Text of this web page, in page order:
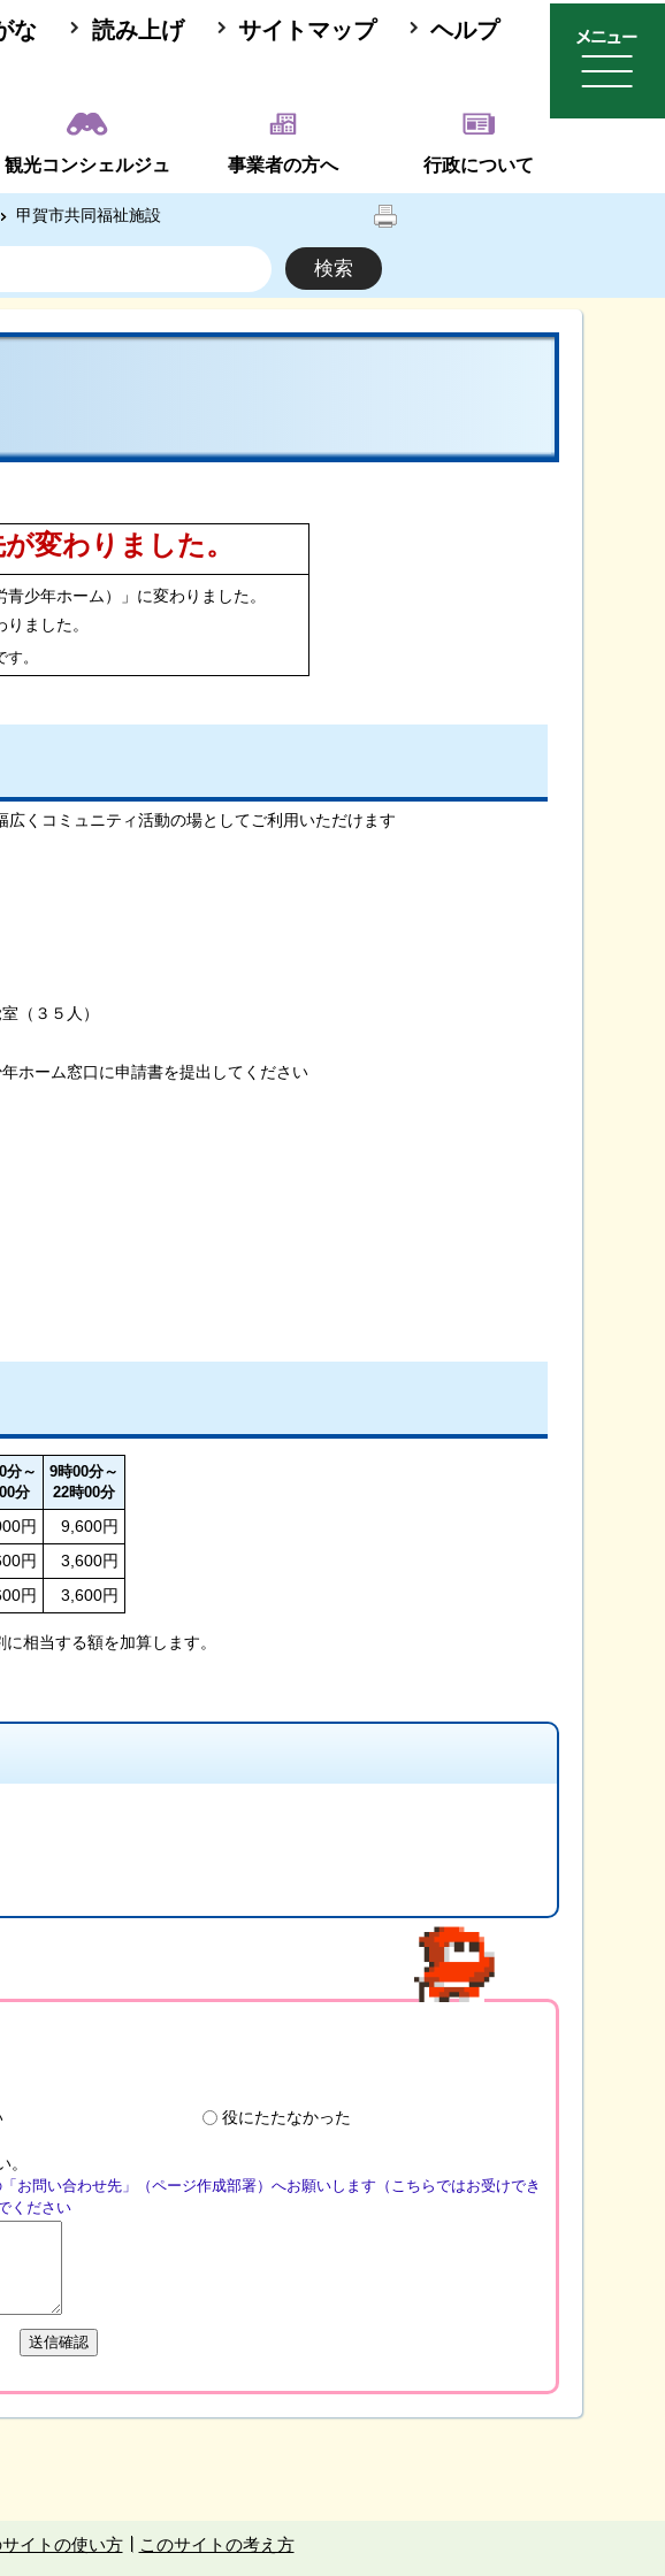
な 読み上げ サイトマップ ヘルプ
観光コンシェルジュ 事業者の方へ 行政について
甲賀市共同福祉施設
変わりました。
青少年ホーム）」に変わりました。
ました。
。
くコミュニティ活動の場としてご利用いただけます
（３５人）
ホーム窓口に申請書を提出してください
分～
分
9時00分～
22時00分
円
9,600円
円
3,600円
円 3,600円
相当する額を加算します。
役にたたなかった
お問い合わせ先」（ページ作成部署）へお願いします（こちらではお受けでき
ください
サイトの使い方 このサイトの考え方